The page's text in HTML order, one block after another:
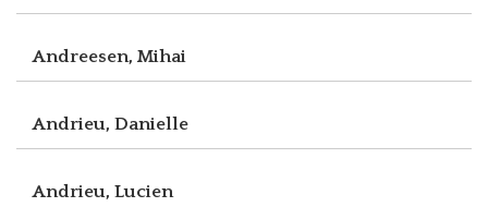
Andreesen, Mihai
Andrieu, Danielle
Andrieu, Lucien